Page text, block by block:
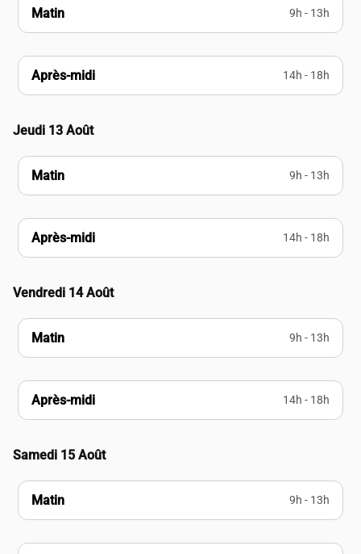
Matin 9h - 13h
Après-midi 14h - 18h
Jeudi 13 Août
Matin 9h - 13h
Après-midi 14h - 18h
Vendredi 14 Août
Matin 9h - 13h
Après-midi 14h - 18h
Samedi 15 Août
Matin 9h - 13h